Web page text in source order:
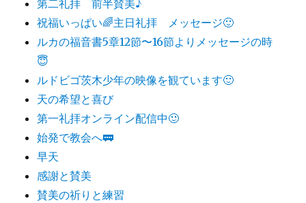
第二礼拝 前半賛美♪
祝福いっぱい🌈主日礼拝 メッセージ🙂
ルカの福音書5章12節〜16節よりメッセージの時
😇
ルドビゴ茨木少年の映像を観ています🙂
天の希望と喜び
第一礼拝オンライン配信中🙂
始発で教会へ🚃
早天
感謝と賛美
賛美の祈りと練習